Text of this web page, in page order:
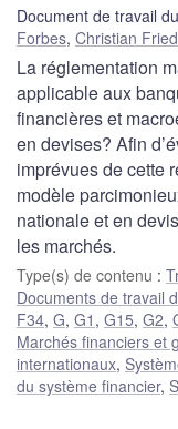
Document de travail
Forbes, Christian
La réglementation
applicable aux
financières et
en devises? Afin
imprévues de cette
modèle
nationale et en
les marchés.
Type(s) de contenu :
Documents de travail
F34, G, G1 , G15, G2,
Marchés financiers et
internationaux,
du système financier,